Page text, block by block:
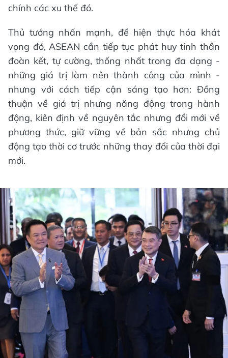
chính các xu thế đó.
Thủ tướng nhấn mạnh, để hiện thực hóa khát
vọng đó, ASEAN cần tiếp tục phát huy tinh thần
đoàn kết, tự cường, thống nhất trong đa dạng -
những giá trị làm nên thành công của mình -
nhưng với cách tiếp cận sáng tạo hơn: Đồng
thuận về giá trị nhưng năng động trong hành
động, kiên định về nguyên tắc nhưng đổi mới về
phương thức, giữ vững về bản sắc nhưng chủ
động tạo thời cơ trước những thay đổi của thời đại
mới.